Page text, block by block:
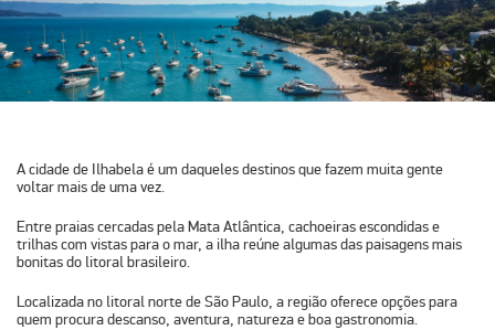
A cidade de Ilhabelaé um daqueles destinos que fazem muita gente
voltar mais de uma vez.
Entre praias cercadas pela Mata Atlântica, cachoeiras escondidas e
trilhas com vistas para o mar, a ilha reúne algumas das paisagens mais
bonitas do litoral brasileiro.
Localizada no litoral norte de São Paulo, a região oferece opções para
quem procura descanso, aventura, natureza e boa gastronomia.